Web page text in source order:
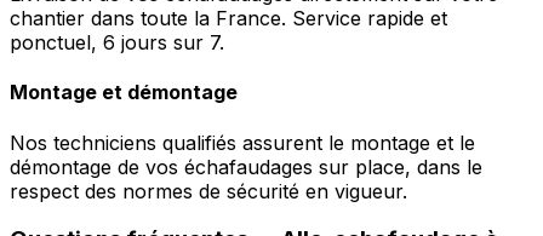
chantier dans toute la France. Service rapide et
ponctuel, 6 jours sur 7.
Montage et démontage
Nos techniciens qualifiés assurent le montage et le
démontage de vos échafaudages sur place, dans le
respect des normes de sécurité en vigueur.